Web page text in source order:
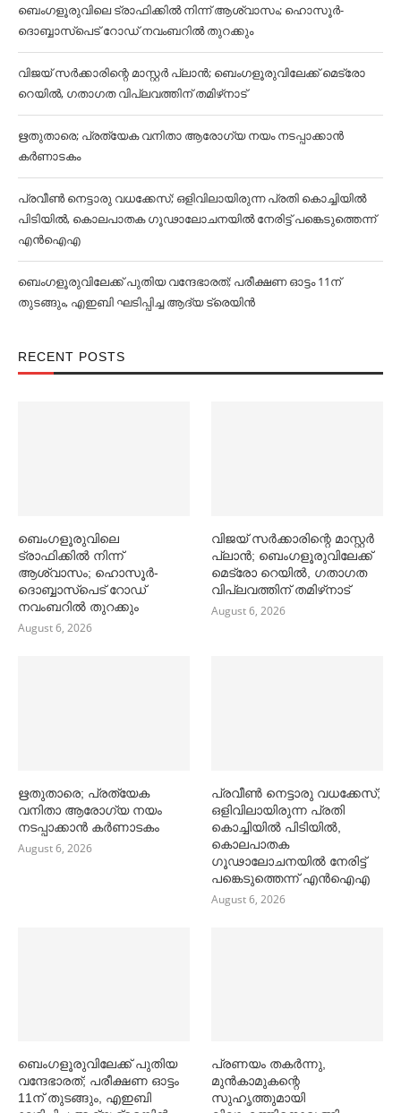
ബെംഗളൂരുവിലെ ട്രാഫിക്കില്‍ നിന്ന് ആശ്വാസം; ഹൊസൂര്‍-
ദൊബ്ബാസ്പെട് റോഡ് നവംബറില്‍ തുറക്കും
വിജയ് സര്‍ക്കാരിന്റെ മാസ്റ്റര്‍ പ്ലാന്‍; ബെംഗളൂരുവിലേക്ക് മെട്രോ
റെയില്‍, ഗതാഗത വിപ്ലവത്തിന് തമിഴ്‌നാട്
ഋതുതാരെ; പ്രത്യേക വനിതാ ആരോഗ്യ നയം നടപ്പാക്കാൻ
കര്‍ണാടകം
പ്രവീൺ നെട്ടാരു വധക്കേസ്; ഒളിവിലായിരുന്ന പ്രതി കൊച്ചിയിൽ
പിടിയിൽ, കൊലപാതക ഗൂഢാലോചനയിൽ നേരിട്ട് പങ്കെടുത്തെന്ന്
എൻഐഎ
ബെംഗളൂരുവിലേക്ക് പുതിയ വന്ദേഭാരത്; പരീക്ഷണ ഓട്ടം 11ന്
തുടങ്ങും, എഇബി ഘടിപ്പിച്ച ആദ്യ ട്രെയിന്‍
RECENT POSTS
ബെംഗളൂരുവിലെ
ട്രാഫിക്കില്‍ നിന്ന്
ആശ്വാസം; ഹൊസൂര്‍-
ദൊബ്ബാസ്പെട് റോഡ്
നവംബറില്‍ തുറക്കും
August 6, 2026
വിജയ് സര്‍ക്കാരിന്റെ മാസ്റ്റര്‍
പ്ലാന്‍; ബെംഗളൂരുവിലേക്ക്
മെട്രോ റെയില്‍, ഗതാഗത
വിപ്ലവത്തിന് തമിഴ്‌നാട്
August 6, 2026
ഋതുതാരെ; പ്രത്യേക
വനിതാ ആരോഗ്യ നയം
നടപ്പാക്കാൻ കര്‍ണാടകം
August 6, 2026
പ്രവീൺ നെട്ടാരു വധക്കേസ്;
ഒളിവിലായിരുന്ന പ്രതി
കൊച്ചിയിൽ പിടിയിൽ,
കൊലപാതക
ഗൂഢാലോചനയിൽ നേരിട്ട്
പങ്കെടുത്തെന്ന് എൻഐഎ
August 6, 2026
ബെംഗളൂരുവിലേക്ക് പുതിയ
വന്ദേഭാരത്; പരീക്ഷണ ഓട്ടം
11ന് തുടങ്ങും, എഇബി
പ്രണയം തകര്‍ന്നു,
മുൻകാമുകന്റെ
സുഹൃത്തുമായി